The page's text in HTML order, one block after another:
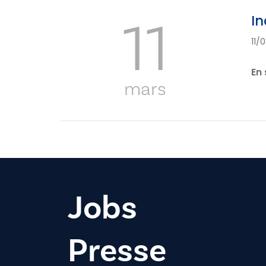
11
mars
11/
Jobs
Presse